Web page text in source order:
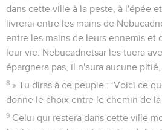
dans cette ville à la peste, à l'épée
livrerai entre les mains de
entre les mains de leurs ennemis et
leur vie. Nebucadnetsar les tuera
épargnera pas, il n'aura aucune
8 » Tu diras à ce peuple : ‘Voici ce
donne le choix entre le chemin de
9 Celui qui restera dans cette ville